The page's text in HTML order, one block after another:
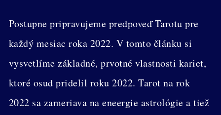
Postupne pripravujeme predpoveď Tarotu pre
každý mesiac roka 2022. V tomto článku si
vysvetlíme základné, prvotné vlastnosti kariet,
ktoré osud pridelil roku 2022. Tarot na rok
2022 sa zameriava na eneergie astrológie a tiež